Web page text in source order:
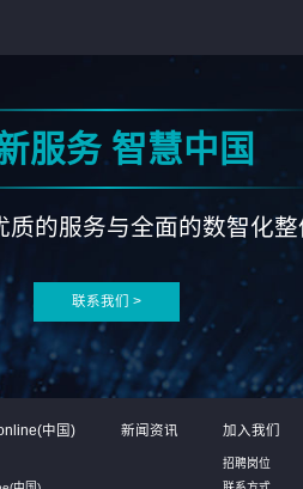
服务 智慧中国
的服务与全面的数智化
联系我们 >
中国) 新闻资讯 加入我们
招聘岗位